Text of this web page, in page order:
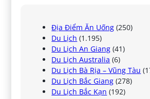
Địa Điểm Ăn Uống (250)
Du Lịch (1.195)
Du Lịch An Giang (41)
Du Lịch Australia (6)
Du Lịch Bà Rịa – Vũng Tàu
Du Lịch Bắc Giang (278)
Du Lịch Bắc Kạn (192)